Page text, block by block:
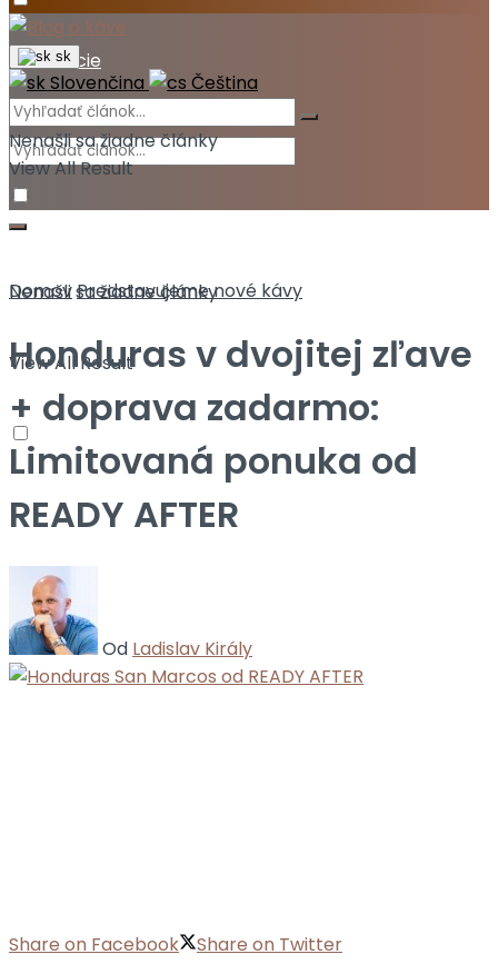
Akcie
Nenašli sa žiadne články
View All Result
sk
Slovenčina Čeština
Nenašli sa žiadne články
View All Result
DomovPredstavujeme nové kávy
Honduras v dvojitej zľave
+ doprava zadarmo:
Limitovaná ponuka od
READY AFTER
Od Ladislav Király
Share on Facebook Share on Twitter